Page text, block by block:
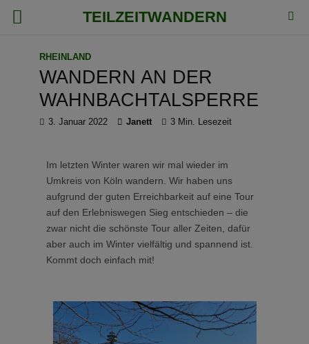
TEILZEITWANDERN
RHEINLAND
WANDERN AN DER
WAHNBACHTALSPERRE
3. Januar 2022 Janett 3 Min. Lesezeit
Im letzten Winter waren wir mal wieder im
Umkreis von Köln wandern. Wir haben uns
aufgrund der guten Erreichbarkeit auf eine Tour
auf den Erlebniswegen Sieg entschieden – die
zwar nicht die schönste Tour aller Zeiten, dafür
aber auch im Winter vielfältig und spannend ist.
Kommt doch einfach mit!